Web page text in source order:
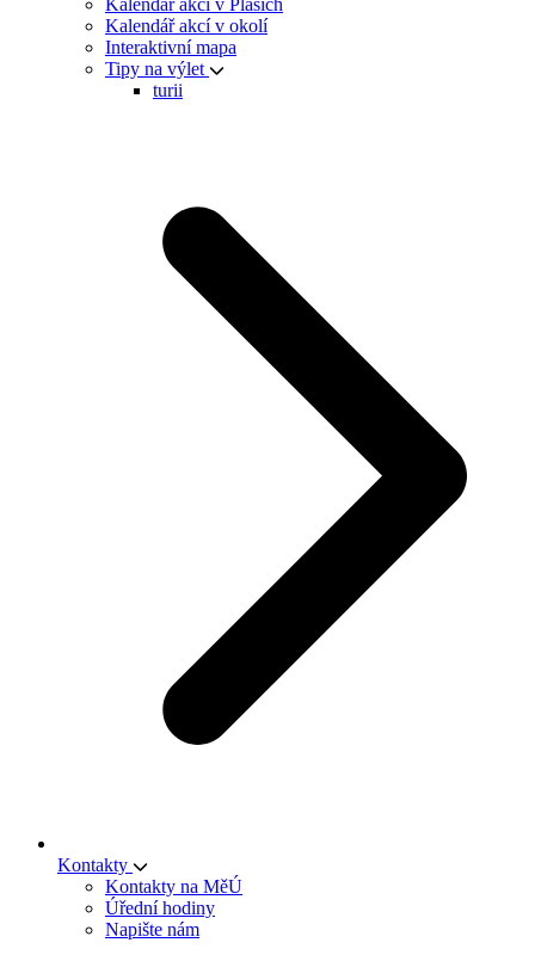
Kalendář akcí v okolí
Interaktivní mapa
Tipy na výlet
turii
Kontakty
Kontakty na MěÚ
Úřední hodiny
Napište nám